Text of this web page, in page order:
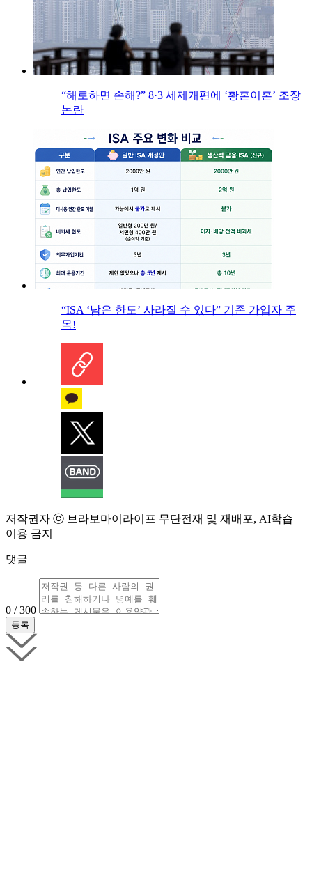
“해로하면 손해?” 8·3 세제개편에 ‘황혼이혼’ 조장
논란
“ISA ‘남은 한도’ 사라질 수 있다” 기존 가입자 주
목!
저작권자 ⓒ 브라보마이라이프 무단전재 및 재배포, AI학습
이용 금지
댓글
0 / 300